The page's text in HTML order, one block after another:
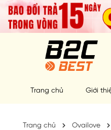
Trang chủ Giới
Trang chủ Ovailove